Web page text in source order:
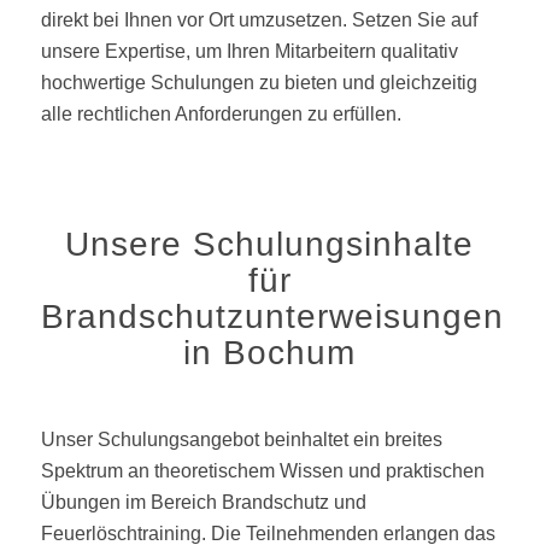
direkt bei Ihnen vor Ort umzusetzen. Setzen Sie auf
unsere Expertise, um Ihren Mitarbeitern qualitativ
hochwertige Schulungen zu bieten und gleichzeitig
alle rechtlichen Anforderungen zu erfüllen.
Unsere Schulungsinhalte
für
Brandschutzunterweisungen
in Bochum
Unser Schulungsangebot beinhaltet ein breites
Spektrum an theoretischem Wissen und praktischen
Übungen im Bereich Brandschutz und
Feuerlöschtraining. Die Teilnehmenden erlangen das